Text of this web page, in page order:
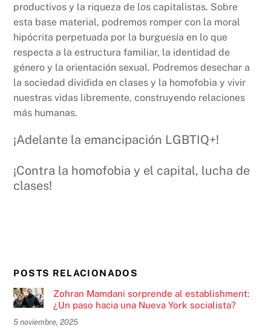
productivos y la riqueza de los capitalistas. Sobre
esta base material, podremos romper con la moral
hipócrita perpetuada por la burguesía en lo que
respecta a la estructura familiar, la identidad de
género y la orientación sexual. Podremos desechar a
la sociedad dividida en clases y la homofobia y vivir
nuestras vidas libremente, construyendo relaciones
más humanas.
¡Adelante la emancipación LGBTIQ+!
¡Contra la homofobia y el capital, lucha de
clases!
POSTS RELACIONADOS
Zohran Mamdani sorprende al establishment:
¿Un paso hacia una Nueva York socialista?
5 noviembre, 2025